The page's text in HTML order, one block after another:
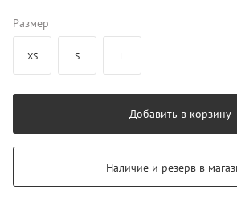
Размер
XS S L
Добавить в корзину
Наличие и резерв в